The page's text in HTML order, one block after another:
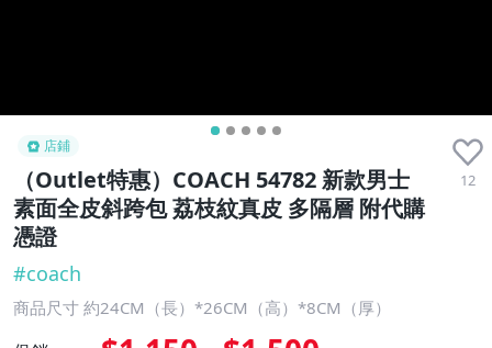
店鋪
（Outlet特惠）COACH 54782 新款男士
素面全皮斜跨包 荔枝紋真皮 多隔層 附代購
憑證
12
#coach
商品尺寸 約24CM（長）*26CM（高）*8CM（厚）